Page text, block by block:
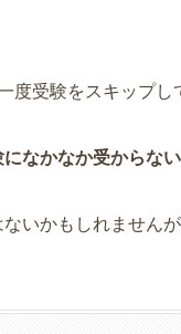
度受験をスキップ
なかなか受からない
いかもしれません